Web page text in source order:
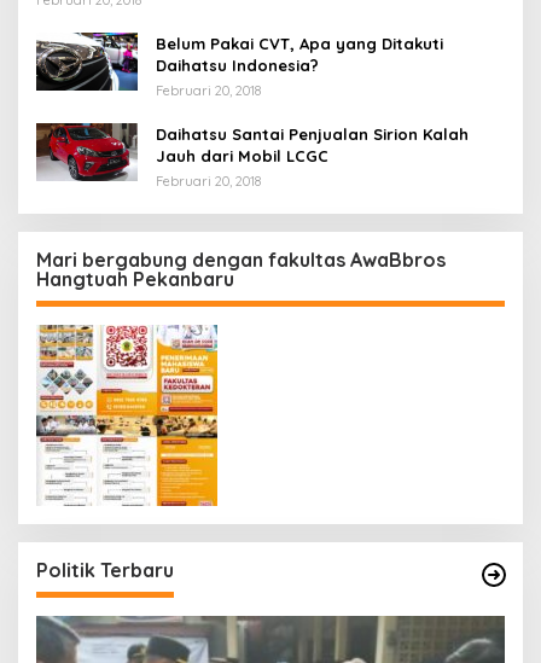
Belum Pakai CVT, Apa yang Ditakuti
Daihatsu Indonesia?
Februari 20, 2018
Daihatsu Santai Penjualan Sirion Kalah
Jauh dari Mobil LCGC
Februari 20, 2018
Mari bergabung dengan fakultas AwaBbros
Hangtuah Pekanbaru
Politik Terbaru